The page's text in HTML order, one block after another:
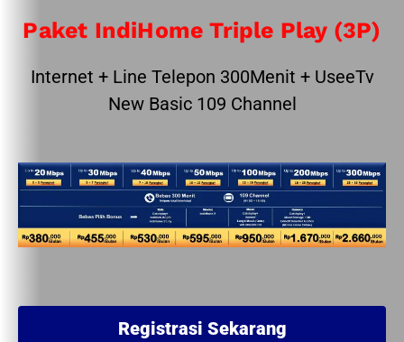
Paket IndiHome Triple Play (3P)
Internet + Line Telepon 300Menit + UseeTv
New Basic 109 Channel
Registrasi Sekarang